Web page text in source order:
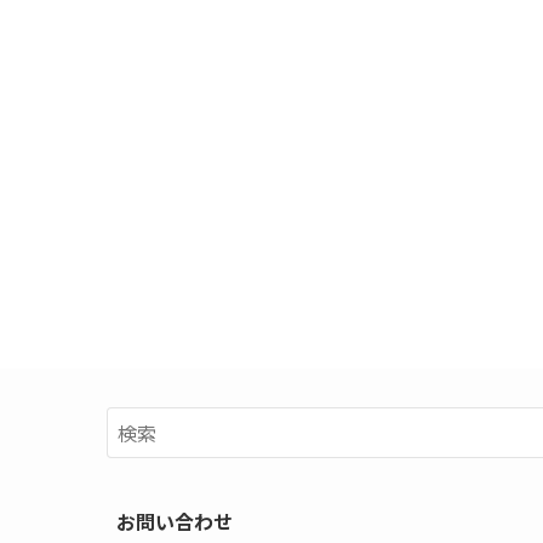
お問い合わせ